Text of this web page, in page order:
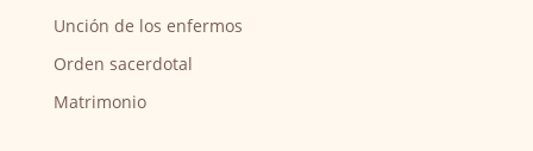
Unción de los enfermos
Orden sacerdotal
Matrimonio